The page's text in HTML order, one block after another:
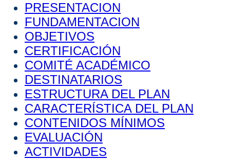
PRESENTACION
FUNDAMENTACION
OBJETIVOS
CERTIFICACIÓN
COMITÉ ACADÉMICO
DESTINATARIOS
ESTRUCTURA DEL PLAN
CARACTERÍSTICA DEL PLAN
CONTENIDOS MÍNIMOS
EVALUACIÓN
ACTIVIDADES